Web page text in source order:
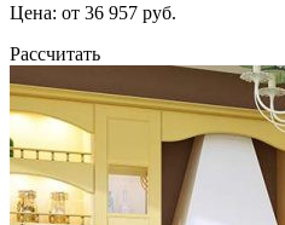
Цена: от 36 957 руб.
Рассчитать